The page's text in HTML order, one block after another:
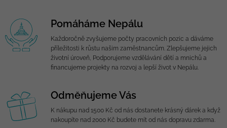
Pomáháme Nepálu
Každoročně zvyšujeme počty pracovních pozic a dáváme
příležitosti k růstu našim zaměstnancům. Zlepšujeme jejich
životní úroveň, Podporujeme vzdělávání dětí a mnichů a
financujeme projekty na rozvoj a lepší život v Nepálu.
Odměňujeme Vás
K nákupu nad 1500 Kč od nás dostanete krásný dárek a když
nakoupíte nad 2000 Kč budete mít od nás dopravu zdarma.